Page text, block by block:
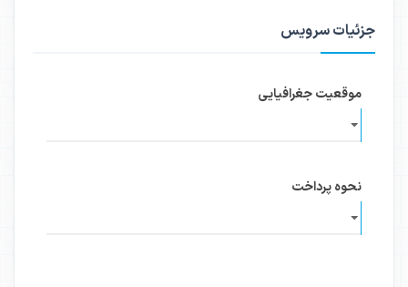
جزئیات سرویس
موقعیت جغرافیایی
نحوه پرداخت